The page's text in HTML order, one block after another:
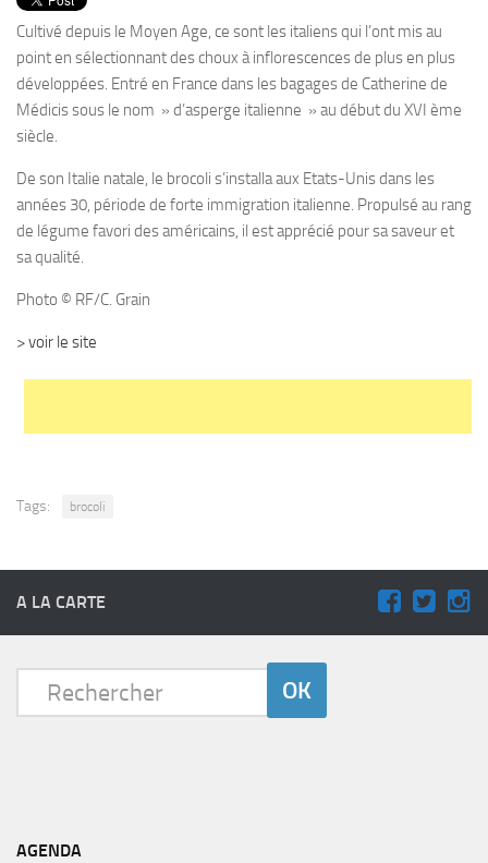
PRODUITS
RECETTES
Entrées
Sauces
Cultivé depuis le Moyen Age, ce sont les italiens qui l’ont mis au
point en sélectionnant des choux à inflorescences de plus en plus
développées. Entré en France dans les bagages de Catherine de
Médicis sous le nom » d’asperge italienne » au début du XVI ème
siècle.
De son Italie natale, le brocoli s’installa aux Etats-Unis dans les
années 30, période de forte immigration italienne. Propulsé au rang
de légume favori des américains, il est apprécié pour sa saveur et
sa qualité.
Photo © RF/C. Grain
> voir le site
Tags: brocoli
A LA CARTE
AGENDA